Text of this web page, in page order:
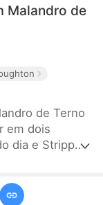
Malandro de
de Terno
em dois
dia e Stripper
mulher é